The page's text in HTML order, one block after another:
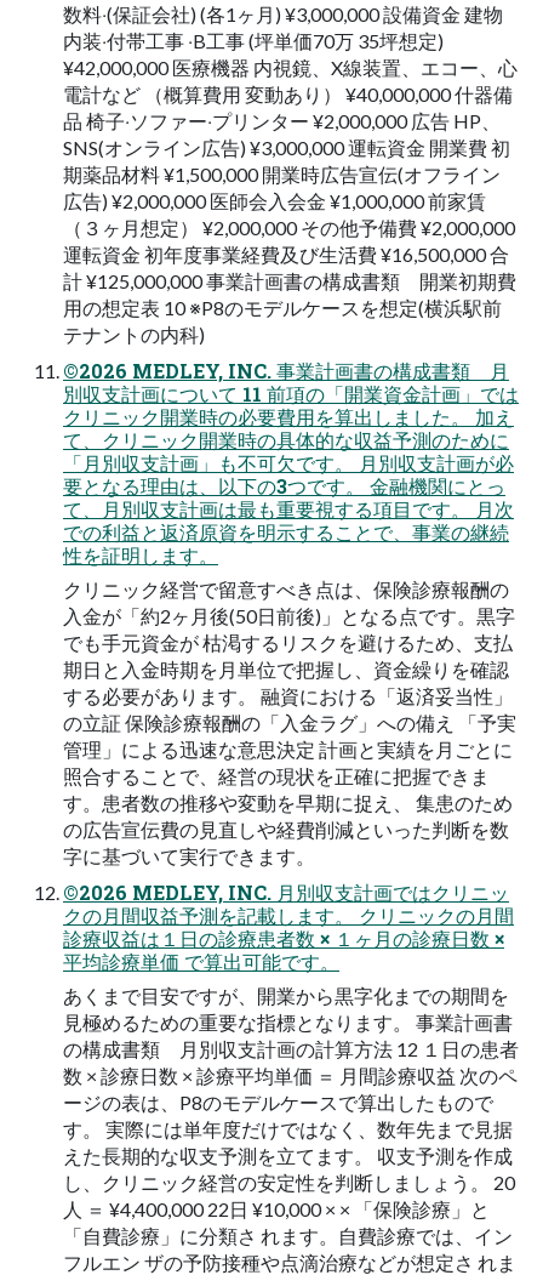
数料‧(保証会社) (各1ヶ⽉) ¥3,000,000 設備資⾦ 建物
内装‧付帯⼯事 ‧B⼯事 (坪単価70万 35坪想定)
¥42,000,000 医療機器 内視鏡、X線装置、エコー、⼼
電計など （概算費⽤ 変動あり） ¥40,000,000 什器備
品 椅⼦‧ソファー‧プリンター ¥2,000,000 広告 HP、
SNS(オンライン広告) ¥3,000,000 運転資⾦ 開業費 初
期薬品材料 ¥1,500,000 開業時広告宣伝(オフライン
広告) ¥2,000,000 医師会⼊会⾦ ¥1,000,000 前家賃
（３ヶ⽉想定） ¥2,000,000 その他予備費 ¥2,000,000
運転資⾦ 初年度事業経費及び⽣活費 ¥16,500,000 合
計 ¥125,000,000 事業計画書の構成書類 開業初期費
⽤の想定表 10 ※P8のモデルケースを想定(横浜駅前
テナントの内科)
©2026 MEDLEY, INC. 事業計画書の構成書類 ⽉
別収⽀計画について 11 前項の「開業資⾦計画」では
クリニック開業時の必要費⽤を算出しました。 加え
て、クリニック開業時の具体的な収益予測のために
「⽉別収⽀計画」も不可⽋です。 ⽉別収⽀計画が必
要となる理由は、以下の3つです。 ⾦融機関にとっ
て、⽉別収⽀計画は最も重要視する項⽬です。 ⽉次
での利益と返済原資を明⽰することで、事業の継続
性を証明します。
クリニック経営で留意すべき点は、保険診療報酬の
⼊⾦が「約2ヶ⽉後(50⽇前後)」となる点です。黒字
でも⼿元資⾦が 枯渇するリスクを避けるため、⽀払
期⽇と⼊⾦時期を⽉単位で把握し、資⾦繰りを確認
する必要があります。 融資における「返済妥当性」
の⽴証 保険診療報酬の「⼊⾦ラグ」への備え 「予実
管理」による迅速な意思決定 計画と実績を⽉ごとに
照合することで、経営の現状を正確に把握できま
す。患者数の推移や変動を早期に捉え、 集患のため
の広告宣伝費の⾒直しや経費削減といった判断を数
字に基づいて実⾏できます。
©2026 MEDLEY, INC. ⽉別収⽀計画ではクリニッ
クの⽉間収益予測を記載します。 クリニックの⽉間
診療収益は１⽇の診療患者数 × １ヶ⽉の診療⽇数 ×
平均診療単価 で算出可能です。
あくまで⽬安ですが、開業から黒字化までの期間を
⾒極めるための重要な指標となります。 事業計画書
の構成書類 ⽉別収⽀計画の計算⽅法 12 １⽇の患者
数 × 診療⽇数 × 診療平均単価 ＝ ⽉間診療収益 次のペ
ージの表は、P8のモデルケースで算出したもので
す。 実際には単年度だけではなく、数年先まで⾒据
えた⻑期的な収⽀予測を⽴てます。 収⽀予測を作成
し、クリニック経営の安定性を判断しましょう。 20
⼈ ＝ ¥4,400,000 22⽇ ¥10,000 × × 「保険診療」と
「⾃費診療」に分類さ れます。⾃費診療では、イン
フルエン ザの予防接種や点滴治療などが想定さ れま